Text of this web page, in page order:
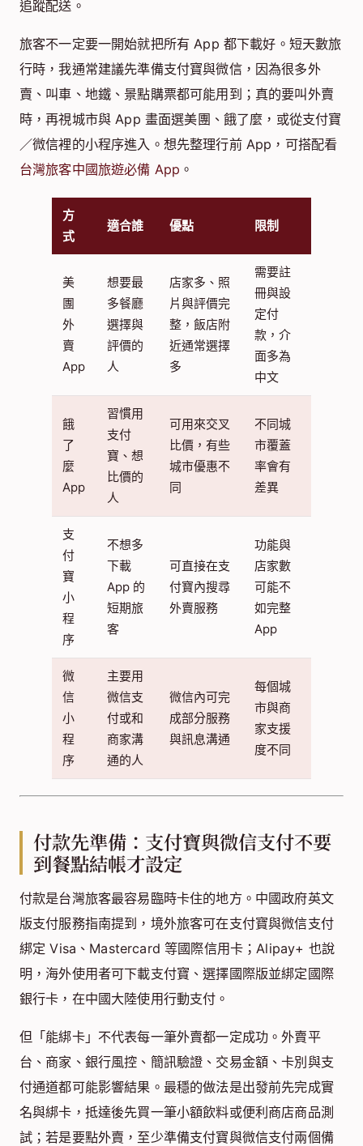
追蹤配送。
旅客不一定要一開始就把所有 App 都下載好。短天數旅
行時，我通常建議先準備支付寶與微信，因為很多外
賣、叫車、地鐵、景點購票都可能用到；真的要叫外賣
時，再視城市與 App 畫面選美團、餓了麼，或從支付寶
／微信裡的小程序進入。想先整理行前 App，可搭配看
台灣旅客中國旅遊必備 App 。
方
式
適合誰 優點 限制
美
團
外
賣
App
想要最
多餐廳
選擇與
評價的
人
店家多、照
片與評價完
整，飯店附
近通常選擇
多
需要註
冊與設
定付
款，介
面多為
中文
餓
了
麼
App
習慣用
支付
寶、想
比價的
人
可用來交叉
比價，有些
城市優惠不
同
不同城
市覆蓋
率會有
差異
支
付
寶
小
程
序
不想多
下載
App 的
短期旅
客
可直接在支
付寶內搜尋
外賣服務
功能與
店家數
可能不
如完整
App
微
信
小
程
序
主要用
微信支
付或和
商家溝
通的人
微信內可完
成部分服務
與訊息溝通
每個城
市與商
家支援
度不同
付款先準備：支付寶與微信支付不要
到餐點結帳才設定
付款是台灣旅客最容易臨時卡住的地方。中國政府英文
版支付服務指南提到，境外旅客可在支付寶與微信支付
綁定 Visa、Mastercard 等國際信用卡；Alipay+ 也說
明，海外使用者可下載支付寶、選擇國際版並綁定國際
銀行卡，在中國大陸使用行動支付。
但「能綁卡」不代表每一筆外賣都一定成功。外賣平
台、商家、銀行風控、簡訊驗證、交易金額、卡別與支
付通道都可能影響結果。最穩的做法是出發前先完成實
名與綁卡，抵達後先買一筆小額飲料或便利商店商品測
試；若是要點外賣，至少準備支付寶與微信支付兩個備